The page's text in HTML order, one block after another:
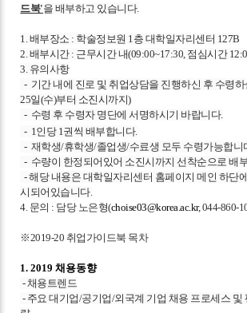
드북'을 배부하고 있습니다.
1. 배부장소 : 학술정보원 1층 대학일자리센터 127B
2. 배부시간 : 근무시간 내(09:00~17:30, 점심시간
3. 유의사항
- 기간 내에 진로 및 취업상담을 진행하신 후 수령하
25일(수)부터 소진시까지)
- 수령 후 수령자 명단에 서명하시기 바랍니다.
- 1 인당 1권씩 배부합니다.
- 재학생/휴학생/졸업생/수료생 모두 수령가능합니
- 수량이 한정되어있어 소진시까지 선착순으로 배
- 해당 내용은 대학일자리센터 홈페이지 메인 하단
시되어있습니다.
4. 문의 : 담당 노은형(choise03@korea.ac.kr, 044-860-
※2019-20 취업가이드북 목차
1. 2019 채용동향
- 채용트렌드
- 주요 대기업/공기업/외국계 기업 채용 프로세스 및